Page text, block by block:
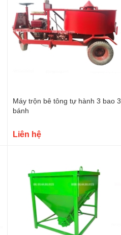
Máy trộn bê tông tự hành 3 bao 3
bánh
Liên hệ